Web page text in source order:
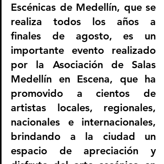
Escénicas de Medellín, que se
realiza todos los años a
finales de agosto, es un
importante evento realizado
por la Asociación de Salas
Medellín en Escena, que ha
promovido a cientos de
artistas locales, regionales,
nacionales e internacionales,
brindando a la ciudad un
espacio de apreciación y